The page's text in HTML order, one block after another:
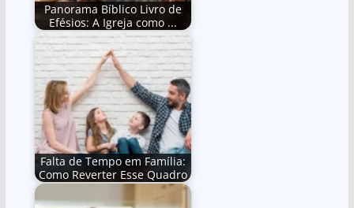
Panorama Bíblico Livro de
Efésios: A Igreja como ...
Falta de Tempo em Família:
Como Reverter Esse Quadro